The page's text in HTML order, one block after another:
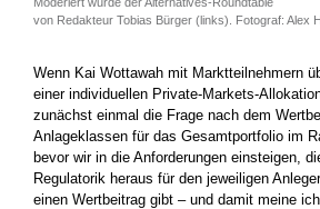
von Redakteur Tobias Bürger (links). Fotograf: Alex
Wenn Kai Wottawah mit Marktteilnehmern
einer individuellen Private-Markets-
zunächst einmal die Frage nach dem
Anlageklassen für das Gesamtportfolio im
bevor wir in die Anforderungen einsteigen,
Regulatorik heraus für den jeweiligen
einen Wertbeitrag gibt – und damit meine